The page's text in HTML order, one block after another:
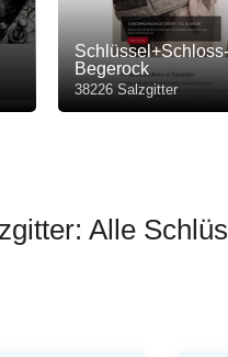
Begerock
38226 Salzgitter
Alle